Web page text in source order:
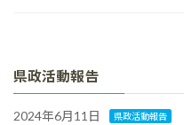
県政活動報告
2024年6月11日 県政活動報告